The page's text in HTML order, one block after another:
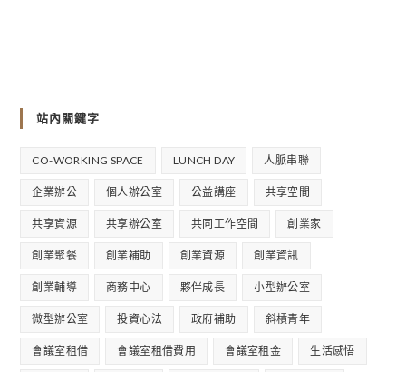
站內關鍵字
CO-WORKING SPACE LUNCH DAY 人脈串聯
企業辦公 個人辦公室 公益講座 共享空間
共享資源 共享辦公室 共同工作空間 創業家
創業聚餐 創業補助 創業資源 創業資訊
創業輔導 商務中心 夥伴成長 小型辦公室
微型辦公室 投資心法 政府補助 斜槓青年
會議室租借 會議室租借費用 會議室租金 生活感悟